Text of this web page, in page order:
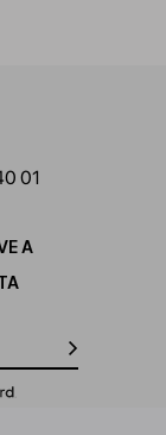
01
A